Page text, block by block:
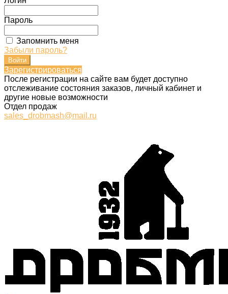
Пароль
Запомнить меня
Забыли пароль?
Зарегистрироваться
После регистрации на сайте вам будет доступно
отслеживание состояния заказов, личный кабинет и
другие новые возможности
Отдел продаж
sales_drobmash@mail.ru